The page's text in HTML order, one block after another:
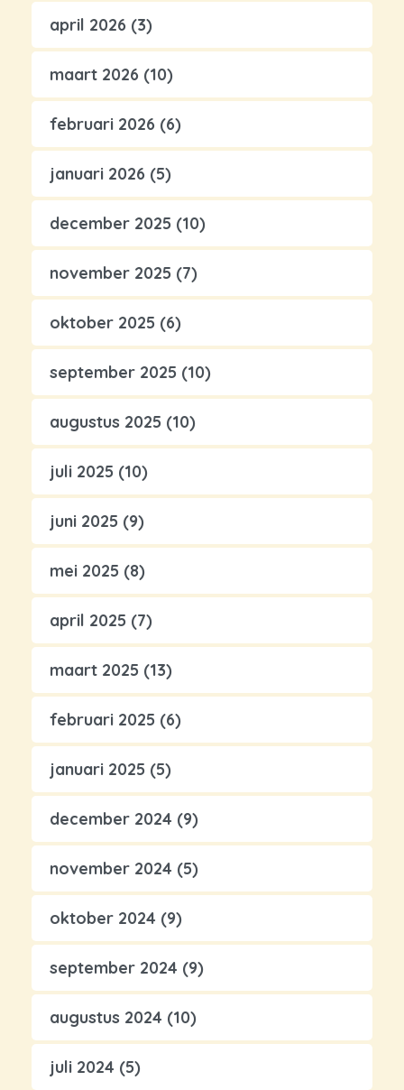
april 2026 (3)
maart 2026 (10)
februari 2026 (6)
januari 2026 (5)
december 2025 (10)
november 2025 (7)
oktober 2025 (6)
september 2025 (10)
augustus 2025 (10)
juli 2025 (10)
juni 2025 (9)
mei 2025 (8)
april 2025 (7)
maart 2025 (13)
februari 2025 (6)
januari 2025 (5)
december 2024 (9)
november 2024 (5)
oktober 2024 (9)
september 2024 (9)
augustus 2024 (10)
juli 2024 (5)